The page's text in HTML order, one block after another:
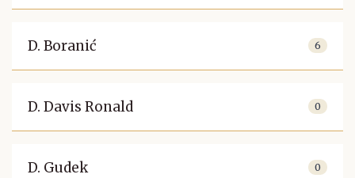
D. Boranić 6
D. Davis Ronald 0
D. Gudek 0